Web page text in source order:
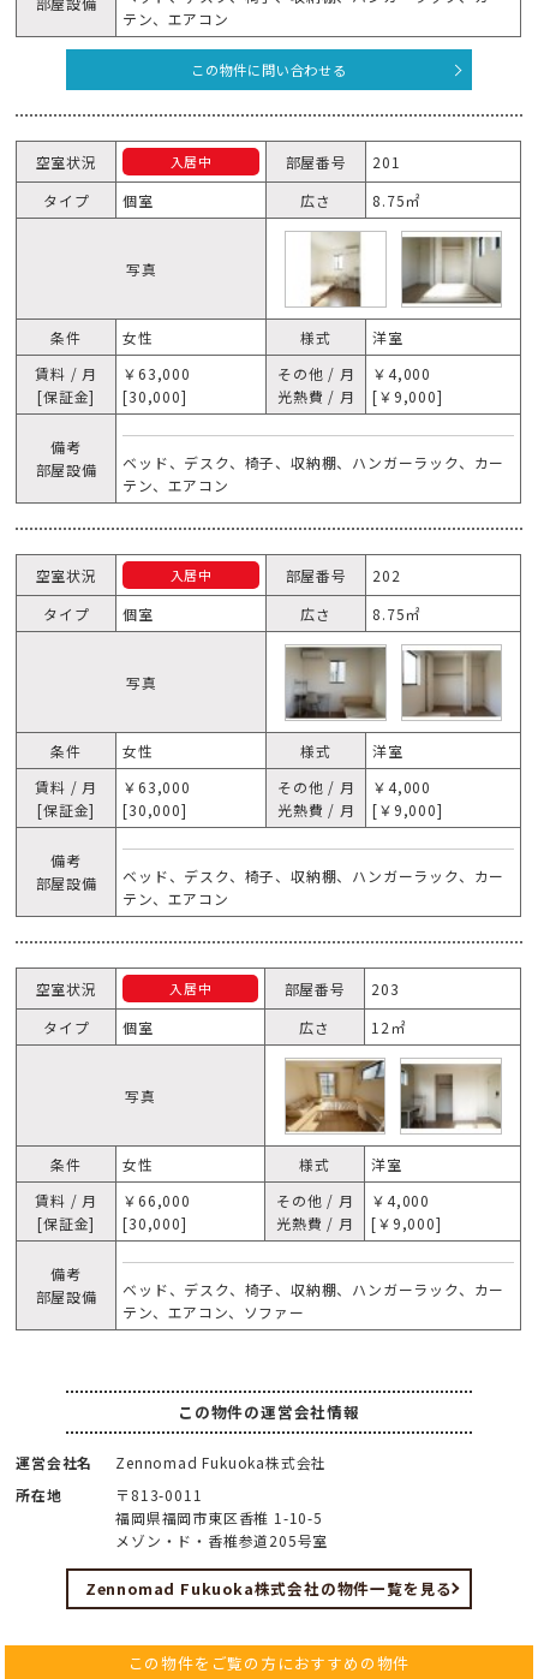
テン、エアコン
この物件に問い合わせる
空室状況 入居中 部屋番号
201
タイプ
個室 広さ 8.75㎡
写真
条件 女性 様式
洋室
賃料 / 月
[保証金]
￥63,000
[30,000]
その他 / 月
光熱費 / 月
￥4,000
[￥9,000]
備考
部屋設備
ベッド、デスク、椅子、収納棚、ハンガーラック、カー
テン、エアコン
空室状況 入居中 部屋番号
202
タイプ
個室 広さ 8.75㎡
写真
条件 女性 様式
洋室
賃料 / 月
[保証金]
￥63,000
[30,000]
その他 / 月
光熱費 / 月
￥4,000
[￥9,000]
備考
部屋設備
ベッド、デスク、椅子、収納棚、ハンガーラック、カー
テン、エアコン
空室状況 入居中 部屋番号
203
タイプ
個室 広さ 12㎡
写真
条件 女性 様式
洋室
賃料 / 月
[保証金]
￥66,000
[30,000]
その他 / 月
光熱費 / 月
￥4,000
[￥9,000]
備考
部屋設備
ベッド、デスク、椅子、収納棚、ハンガーラック、カー
テン、エアコン、ソファー
この物件の運営会社情報
運営会社名
Zennomad Fukuoka株式会社
所在地
〒813-0011
福岡県福岡市東区香椎 1-10-5
メゾン・ド・香椎参道205号室
Zennomad Fukuoka株式会社の物件一覧を見る
この物件をご覧の方におすすめの物件